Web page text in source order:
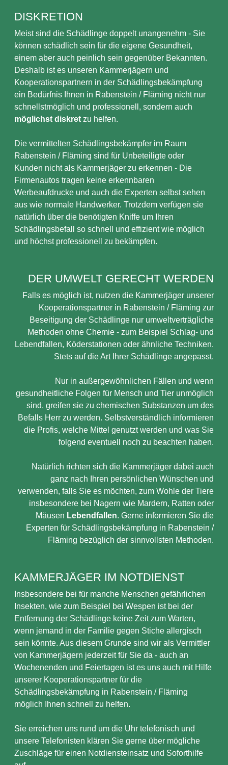
DISKRETION
Meist sind die Schädlinge doppelt unangenehm - Sie
können schädlich sein für die eigene Gesundheit,
einem aber auch peinlich sein gegenüber Bekannten.
Deshalb ist es unseren Kammerjägern und
Kooperationspartnern in der Schädlingsbekämpfung
ein Bedürfnis Ihnen in Rabenstein / Fläming nicht nur
schnellstmöglich und professionell, sondern auch
möglichst diskret zu helfen.
Die vermittelten Schädlingsbekämpfer im Raum
Rabenstein / Fläming sind für Unbeteiligte oder
Kunden nicht als Kammerjäger zu erkennen - Die
Firmenautos tragen keine erkennbaren
Werbeaufdrucke und auch die Experten selbst sehen
aus wie normale Handwerker. Trotzdem verfügen sie
natürlich über die benötigten Kniffe um Ihren
Schädlingsbefall so schnell und effizient wie möglich
und höchst professionell zu bekämpfen.
DER UMWELT GERECHT WERDEN
Falls es möglich ist, nutzen die Kammerjäger unserer
Kooperationspartner in Rabenstein / Fläming zur
Beseitigung der Schädlinge nur umweltverträgliche
Methoden ohne Chemie - zum Beispiel Schlag- und
Lebendfallen, Köderstationen oder ähnliche Techniken.
Stets auf die Art Ihrer Schädlinge angepasst.
Nur in außergewöhnlichen Fällen und wenn
gesundheitliche Folgen für Mensch und Tier unmöglich
sind, greifen sie zu chemischen Substanzen um des
Befalls Herr zu werden. Selbstverständlich informieren
die Profis, welche Mittel genutzt werden und was Sie
folgend eventuell noch zu beachten haben.
Natürlich richten sich die Kammerjäger dabei auch
ganz nach Ihren persönlichen Wünschen und
verwenden, falls Sie es möchten, zum Wohle der Tiere
insbesondere bei Nagern wie Mardern, Ratten oder
Mäusen Lebendfallen. Gerne informieren Sie die
Experten für Schädlingsbekämpfung in Rabenstein /
Fläming bezüglich der sinnvollsten Methoden.
KAMMERJÄGER IM NOTDIENST
Insbesondere bei für manche Menschen gefährlichen
Insekten, wie zum Beispiel bei Wespen ist bei der
Entfernung der Schädlinge keine Zeit zum Warten,
wenn jemand in der Familie gegen Stiche allergisch
sein könnte. Aus diesem Grunde sind wir als Vermittler
von Kammerjägern jederzeit für Sie da - auch an
Wochenenden und Feiertagen ist es uns auch mit Hilfe
unserer Kooperationspartner für die
Schädlingsbekämpfung in Rabenstein / Fläming
möglich Ihnen schnell zu helfen.
Sie erreichen uns rund um die Uhr telefonisch und
unsere Telefonisten klären Sie gerne über mögliche
Zuschläge für einen Notdiensteinsatz und Soforthilfe